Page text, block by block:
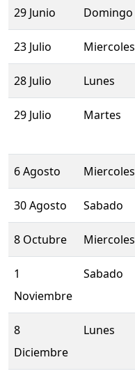
29 Junio Domingo
23 Julio Miercoles
28 Julio Lunes
29 Julio Martes
6 Agosto Miercoles
30 Agosto Sabado
8 Octubre Miercoles
1
Noviembre
Sabado
8
Diciembre
Lunes